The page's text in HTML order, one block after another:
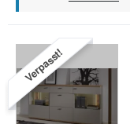
Verpasst!